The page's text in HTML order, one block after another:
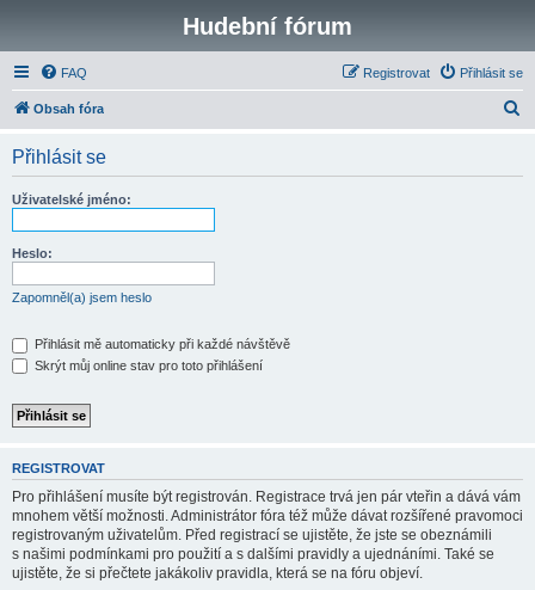
Hudební fórum
FAQ Přihlásit se
Registrovat
Obsah fóra
Přihlásit se
Uživatelské jméno:
Heslo:
Zapomněl(a) jsem heslo
Přihlásit mě automaticky při každé návštěvě
Skrýt můj online stav pro toto přihlášení
REGISTROVAT
Pro přihlášení musíte být registrován. Registrace trvá jen pár vteřin a dává vám
mnohem větší možnosti. Administrátor fóra též může dávat rozšířené pravomoci
registrovaným uživatelům. Před registrací se ujistěte, že jste se obeznámili
s našimi podmínkami pro použití a s dalšími pravidly a ujednáními. Také se
ujistěte, že si přečtete jakákoliv pravidla, která se na fóru objeví.